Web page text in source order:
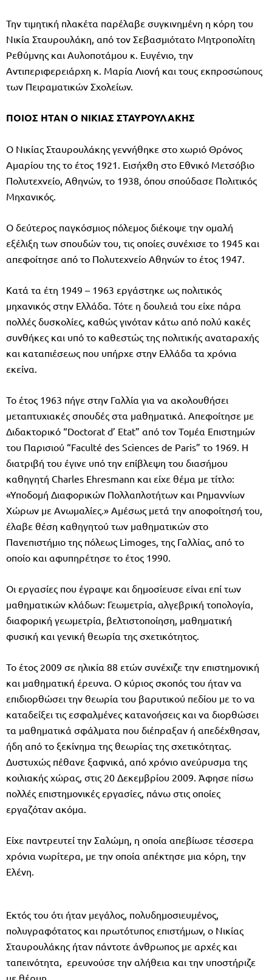
Την τιμητική πλακέτα παρέλαβε συγκινημένη η κόρη του
Νικία Σταυρουλάκη, από τον Σεβασμιότατο Μητροπολίτη
Ρεθύμνης και Αυλοποτάμου κ. Ευγένιο, την
Αντιπεριφερειάρχη κ. Μαρία Λιονή και τους εκπροσώπους
των Πειραματικών Σχολείων.
ΠΟΙΟΣ ΗΤΑΝ Ο ΝΙΚΙΑΣ ΣΤΑΥΡΟΥΛΑΚΗΣ
Ο Νικίας Σταυρουλάκης γεννήθηκε στο χωριό Θρόνος
Αμαρίου της το έτος 1921. Εισήχθη στο Εθνικό Μετσόβιο
Πολυτεχνείο, Αθηνών, το 1938, όπου σπούδασε Πολιτικός
Μηχανικός.
Ο δεύτερος παγκόσμιος πόλεμος διέκοψε την ομαλή
εξέλιξη των σπουδών του, τις οποίες συνέχισε το 1945 και
απεφοίτησε από το Πολυτεχνείο Αθηνών το έτος 1947.
Κατά τα έτη 1949 – 1963 εργάστηκε ως πολιτικός
μηχανικός στην Ελλάδα. Τότε η δουλειά του είχε πάρα
πολλές δυσκολίες, καθώς γινόταν κάτω από πολύ κακές
συνθήκες και υπό το καθεστώς της πολιτικής αναταραχής
και καταπιέσεως που υπήρχε στην Ελλάδα τα χρόνια
εκείνα.
Το έτος 1963 πήγε στην Γαλλία για να ακολουθήσει
μεταπτυχιακές σπουδές στα μαθηματικά. Απεφοίτησε με
Διδακτορικό “Doctorat d’ Etat” από τον Τομέα Επιστημών
του Παρισιού “Faculté des Sciences de Paris” το 1969. Η
διατριβή του έγινε υπό την επίβλεψη του διασήμου
καθηγητή Charles Ehresmann και είχε θέμα με τίτλο:
«Υποδομή Διαφορικών Πολλαπλοτήτων και Ρημαννίων
Χώρων με Ανωμαλίες.» Αμέσως μετά την αποφοίτησή του,
έλαβε θέση καθηγητού των μαθηματικών στο
Πανεπιστήμιο της πόλεως Limoges, της Γαλλίας, από το
οποίο και αφυπηρέτησε το έτος 1990.
Οι εργασίες που έγραψε και δημοσίευσε είναι επί των
μαθηματικών κλάδων: Γεωμετρία, αλγεβρική τοπολογία,
διαφορική γεωμετρία, βελτιστοποίηση, μαθηματική
φυσική και γενική θεωρία της σχετικότητος.
Το έτος 2009 σε ηλικία 88 ετών συνέχιζε την επιστημονική
και μαθηματική έρευνα. Ο κύριος σκοπός του ήταν να
επιδιορθώσει την θεωρία του βαρυτικού πεδίου με το να
καταδείξει τις εσφαλμένες κατανοήσεις και να διορθώσει
τα μαθηματικά σφάλματα που διέπραξαν ή απεδέχθησαν,
ήδη από το ξεκίνημα της θεωρίας της σχετικότητας.
Δυστυχώς πέθανε ξαφνικά, από χρόνιο ανεύρυσμα της
κοιλιακής χώρας, στις 20 Δεκεμβρίου 2009. Άφησε πίσω
πολλές επιστημονικές εργασίες, πάνω στις οποίες
εργαζόταν ακόμα.
Είχε παντρευτεί την Σαλώμη, η οποία απεβίωσε τέσσερα
χρόνια νωρίτερα, με την οποία απέκτησε μια κόρη, την
Ελένη.
Εκτός του ότι ήταν μεγάλος, πολυδημοσιευμένος,
πολυγραφότατος και πρωτότυπος επιστήμων, ο Νικίας
Σταυρουλάκης ήταν πάντοτε άνθρωπος με αρχές και
ταπεινότητα, ερευνούσε την αλήθεια και την υποστήριζε
με θέρμη.